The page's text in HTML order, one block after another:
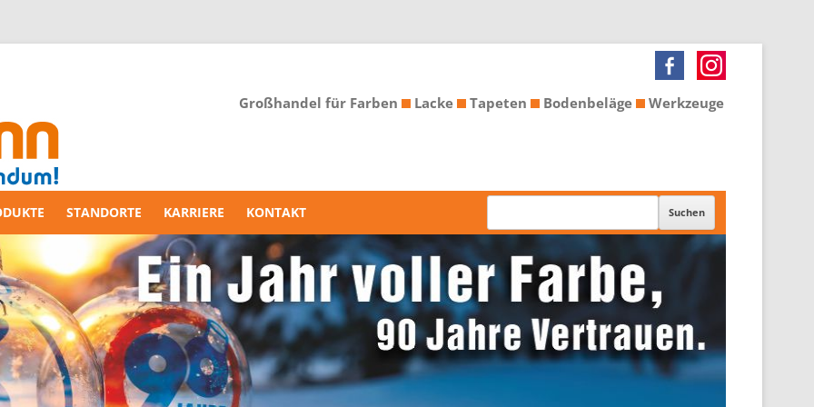
Großhandel für Farben Lacke Tapeten Bodenbeläge Werkzeuge
STANDORTE KARRIERE KONTAKT